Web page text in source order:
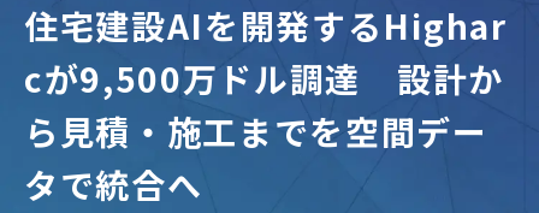
住宅建設AIを開発するHighar
cが9,500万ドル調達 設計か
ら見積・施工までを空間デー
タで統合へ